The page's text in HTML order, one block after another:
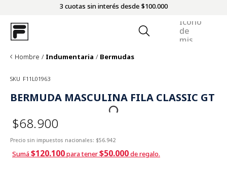
3 cuotas sin interés desde $100.000
Hombre Indumentaria Bermudas
SKU F11L01963
BERMUDA MASCULINA FILA CLASSIC GT
$68.900
Precio sin impuestos nacionales: $56.942
Sumá$120.100para tener$50.000de regalo.